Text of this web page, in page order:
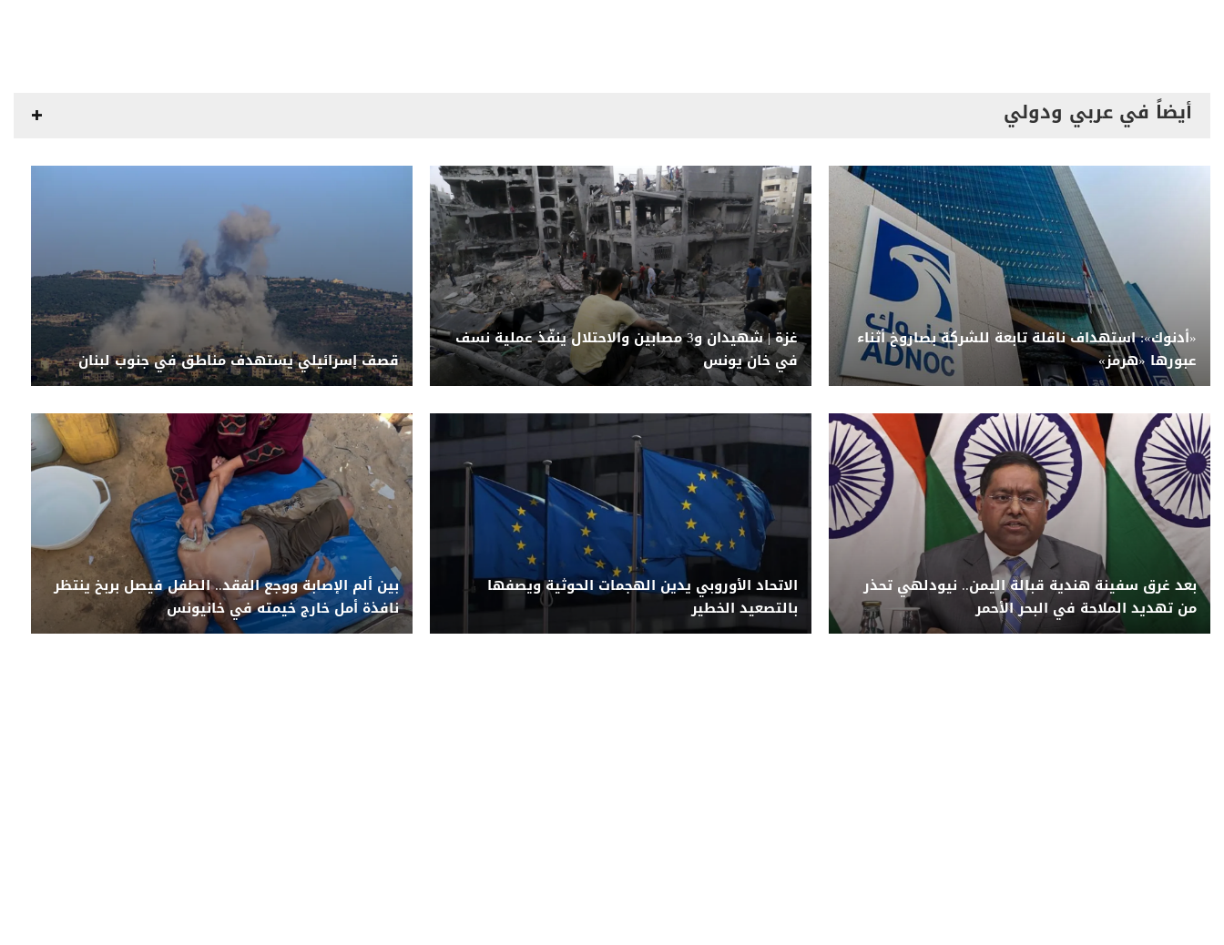
أيضاً في عربي ودولي
«أدنوك»: استهداف ناقلة تابعة للشركة بصاروخ أثناء
عبورها «هرمز»
غزة | شهيدان و3 مصابين والاحتلال ينفّذ عملية نسف
في خان يونس
قصف إسرائيلي يستهدف مناطق في جنوب لبنان
بعد غرق سفينة هندية قبالة اليمن.. نيودلهي تحذر
من تهديد الملاحة في البحر الأحمر
الاتحاد الأوروبي يدين الهجمات الحوثية ويصفها
بالتصعيد الخطير
بين ألم الإصابة ووجع الفقد.. الطفل فيصل بربخ ينتظر
نافذة أمل خارج خيمته في خانيونس